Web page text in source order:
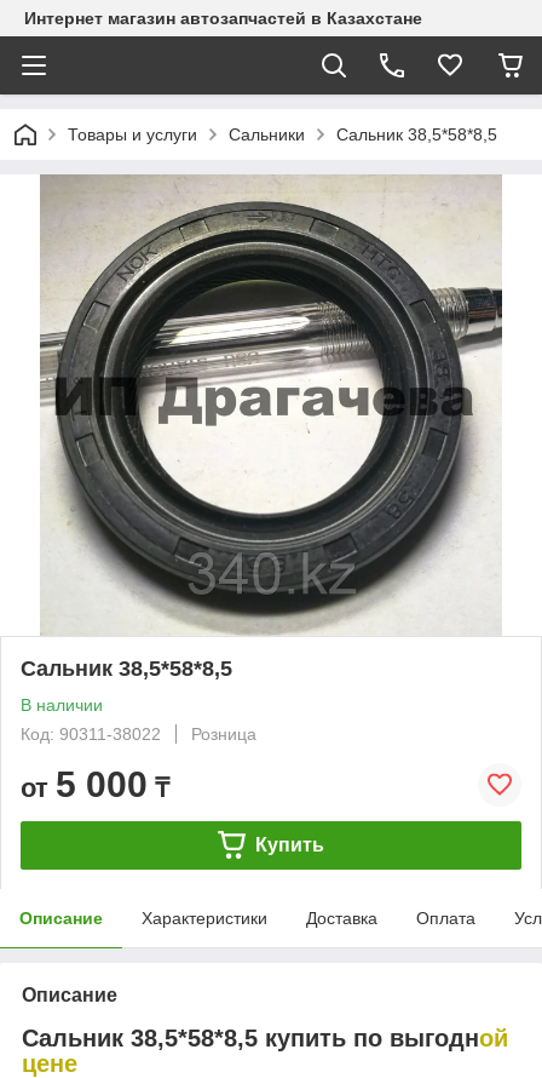
Интернет магазин автозапчастей в Казахстане
Товары и услуги Сальники Сальник 38,5*58*8,5
Сальник 38,5*58*8,5
В наличии
Код: 90311-38022
Розница
от 5 000 ₸
Купить
Описание Характеристики Доставка Оплата
Описание
Сальник 38,5*58*8,5 купить по выгодной
цене